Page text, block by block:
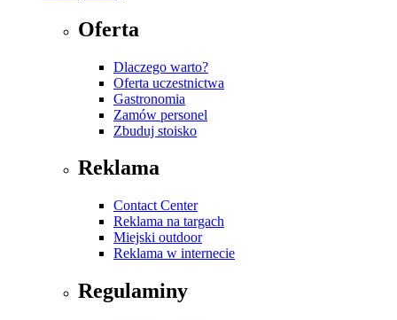
Oferta
Dlaczego warto?
Oferta uczestnictwa
Gastronomia
Zamów personel
Zbuduj stoisko
Reklama
Contact Center
Reklama na targach
Miejski outdoor
Reklama w internecie
Regulaminy